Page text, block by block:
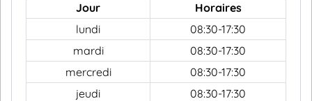
Jour
Horaires
lundi
08:30-17:30
mardi
08:30-17:30
mercredi
08:30-17:30
jeudi
08:30-17:30